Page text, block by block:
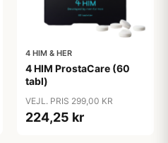
4 HIM & HER
4 HIM ProstaCare (60
tabl)
VEJL. PRIS 299,00 KR
224,25 kr